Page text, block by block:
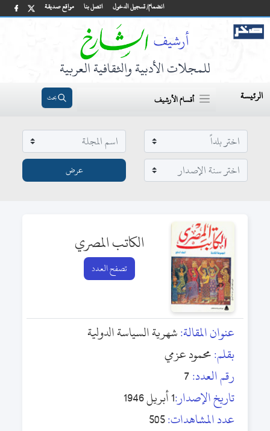
مواقع صديقة اتصل بنا انضمام/ تسجيل الدخول
للمجلات الأدبية والثقافية العربية
الرئيسة أقسام الأرشيف بحث
الكاتب المصري
تصفح العدد
عنوان المقالة:شهرية السياسة الدولية
بقلم:محمود عزمي
رقم العدد:7
تاريخ الإصدار:1 أبريل 1946
عدد المشاهدات:505